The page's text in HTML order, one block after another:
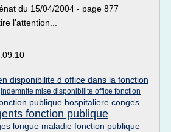
du 15/04/2004 - page 877
l'attention...
disponibilite d office dans la fonction
indemnite mise disponibilite office fonction
publique hospitaliere conges
fonction publique
longue maladie fonction publique